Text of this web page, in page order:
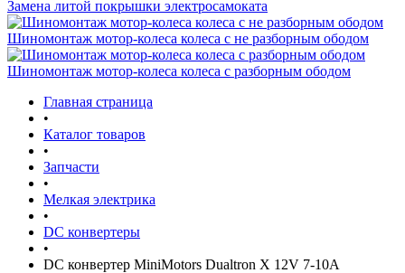
Замена литой покрышки электросамоката
Шиномонтаж мотор-колеса колеса с не разборным ободом
Шиномонтаж мотор-колеса колеса с разборным ободом
Главная страница
•
Каталог товаров
•
Запчасти
•
Мелкая электрика
•
DC конвертеры
•
DC конвертер MiniMotors Dualtron X 12V 7-10A